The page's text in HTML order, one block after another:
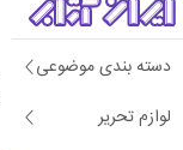
دسته بندی موضوعی
لوازم تحریر